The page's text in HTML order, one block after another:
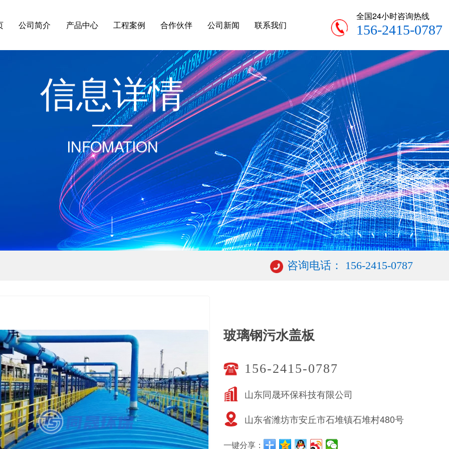
公司简介 产品中心 工程案例 合作伙伴 公司新闻 联系我们
全国24小时咨询热线
156-2415-0787
信息详情
INFOMATION
咨询电话： 156-2415-0787
玻璃钢污水盖板
156-2415-0787
山东同晟环保科技有限公司
山东省潍坊市安丘市石堆镇石堆村480号
一键分享：